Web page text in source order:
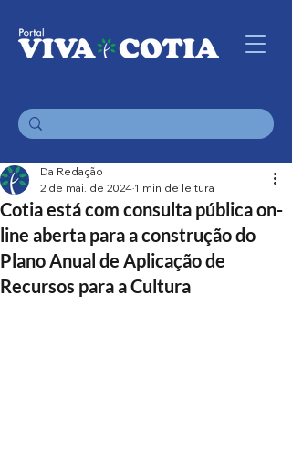
Cotia está com consulta pública on-
line aberta para a construção do
Plano Anual de Aplicação de
Recursos para a Cultura
Da Redação
2 de mai. de 2024 1 min de leitura